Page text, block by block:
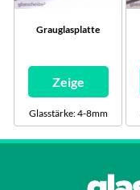
Grauglasplatte
Zeige
Glasstärke: 4-8mm